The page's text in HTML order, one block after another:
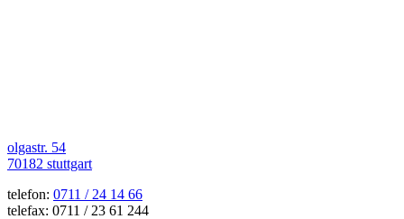
olgastr. 54
70182 stuttgart
telefon: 0711 / 24 14 66
telefax: 0711 / 23 61 244